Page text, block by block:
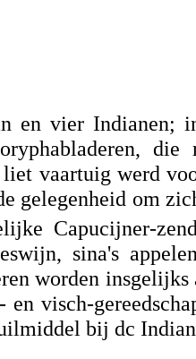
en vier Indianen;
vaartuig werd
gelegenheid om
Capucijner-
sina's
worden
visch-
bij dc